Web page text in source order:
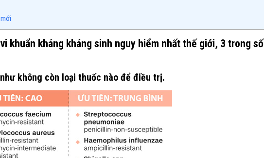
khuẩn kháng kháng sinh nguy hiểm nhất thế giới, 3 trong số
không còn loại thuốc nào để điều trị.